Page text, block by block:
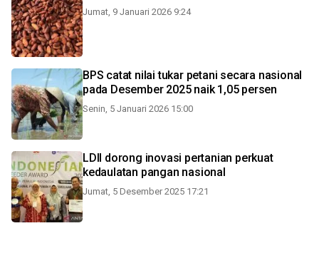
Jumat, 9 Januari 2026 9:24
BPS catat nilai tukar petani secara nasional
pada Desember 2025 naik 1,05 persen
Senin, 5 Januari 2026 15:00
LDII dorong inovasi pertanian perkuat
kedaulatan pangan nasional
Jumat, 5 Desember 2025 17:21